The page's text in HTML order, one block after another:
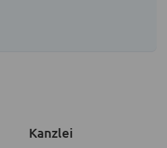
Kanzlei